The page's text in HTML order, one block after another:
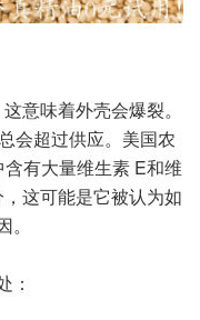
意味着外壳会爆裂。
会超过供应。美国农
有大量维生素 E和维
这可能是它被认为如
：